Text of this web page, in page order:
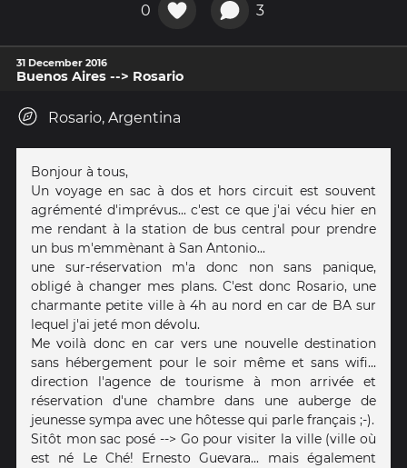
0 3
31 December 2016
Buenos Aires --> Rosario
Rosario, Argentina
Bonjour à tous,
Un voyage en sac à dos et hors circuit est souvent
agrémenté d'imprévus... c'est ce que j'ai vécu hier en
me rendant à la station de bus central pour prendre
un bus m'emmènant à San Antonio...
une sur-réservation m'a donc non sans panique,
obligé à changer mes plans. C'est donc Rosario, une
charmante petite ville à 4h au nord en car de BA sur
lequel j'ai jeté mon dévolu.
Me voilà donc en car vers une nouvelle destination
sans hébergement pour le soir même et sans wifi...
direction l'agence de tourisme à mon arrivée et
réservation d'une chambre dans une auberge de
jeunesse sympa avec une hôtesse qui parle français ;-).
Sitôt mon sac posé --> Go pour visiter la ville (ville où
est né Le Ché! Ernesto Guevara... mais également